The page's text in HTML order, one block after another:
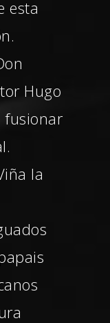
esta
Hugo
fusionar
la